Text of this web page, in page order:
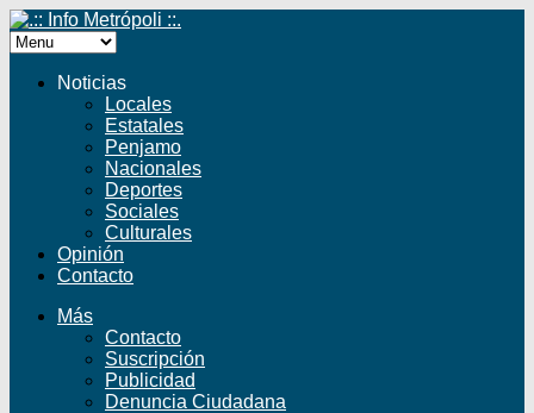
Noticias
Locales
Estatales
Penjamo
Nacionales
Deportes
Sociales
Culturales
Opinión
Contacto
Más
Contacto
Suscripción
Publicidad
Denuncia Ciudadana